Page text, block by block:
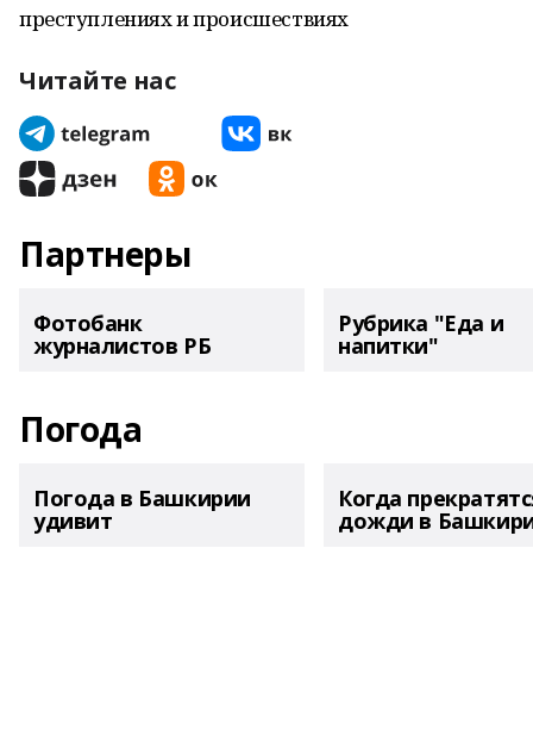
преступлениях и происшествиях
Читайте нас
Партнеры
Фотобанк
журналистов РБ
Рубрика "Еда и
напитки"
Погода
Погода в Башкирии
удивит
Когда
дожди в